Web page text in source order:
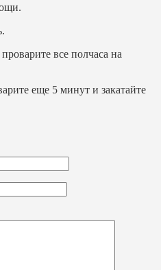
все полчаса на
еще 5 минут и закатайте